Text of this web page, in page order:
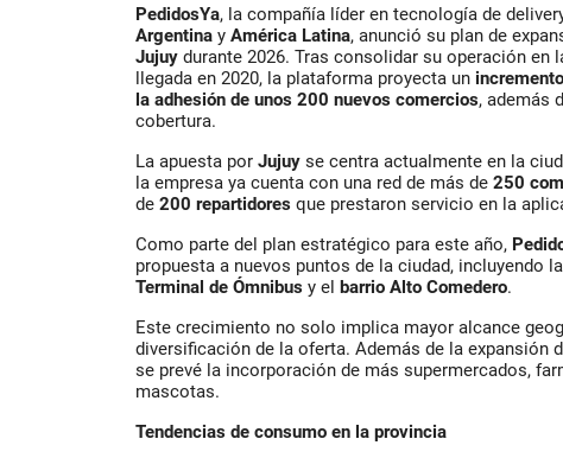
PedidosYa, la compañía líder en tecnología de
Argentina y América Latina, anunció su plan de
Jujuy durante 2026. Tras consolidar su operación en
llegada en 2020, la plataforma proyecta un
la adhesión de unos 200 nuevos comercios, además
cobertura.
La apuesta por Jujuy se centra actualmente en la
la empresa ya cuenta con una red de más de 250
de 200 repartidores que prestaron servicio en la
Como parte del plan estratégico para este año,
propuesta a nuevos puntos de la ciudad, incluyendo
Terminal de Ómnibus y el barrio Alto Comedero.
Este crecimiento no solo implica mayor alcance
diversificación de la oferta. Además de la expansión
se prevé la incorporación de más supermercados,
mascotas.
Tendencias de consumo en la provincia